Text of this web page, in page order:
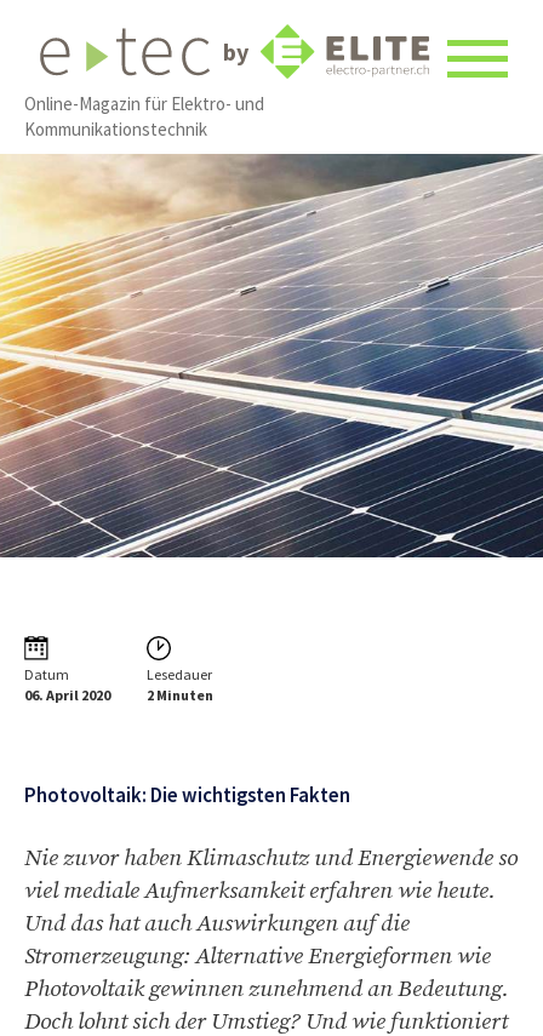
by
Online-Magazin für Elektro- und
Kommunikationstechnik
Datum
06. April 2020
Lesedauer
2 Minuten
Photovoltaik: Die wichtigsten Fakten
Nie zuvor haben Klimaschutz und Energiewende so
viel mediale Aufmerksamkeit erfahren wie heute.
Und das hat auch Auswirkungen auf die
Stromerzeugung: Alternative Energieformen wie
Photovoltaik gewinnen zunehmend an Bedeutung.
Doch lohnt sich der Umstieg? Und wie funktioniert